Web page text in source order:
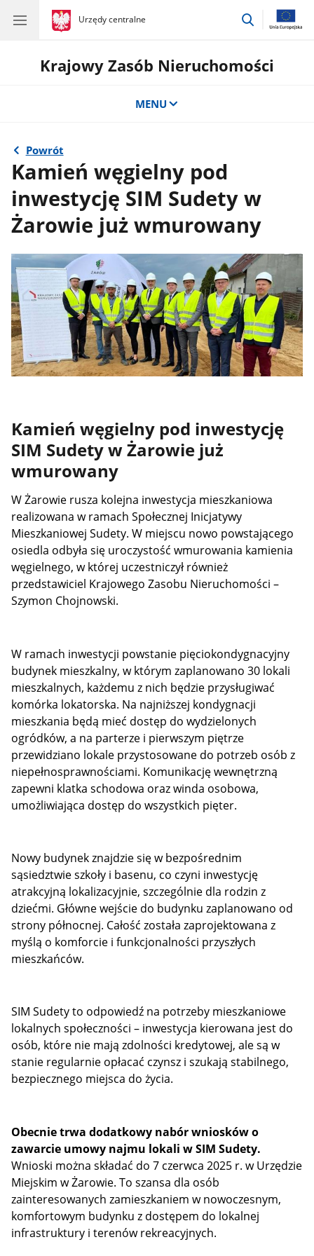
gov.pl
Urzędy centralne
gov.pl
Urzędy
przejdź
Krajowy Zasób Nieruchomości
MENU
Powrót
Kamień węgielny pod
inwestycję SIM Sudety w
Żarowie już wmurowany
Kamień węgielny pod inwestycję
SIM Sudety w Żarowie już
wmurowany
W Żarowie rusza kolejna inwestycja mieszkaniowa
realizowana w ramach Społecznej Inicjatywy
Mieszkaniowej Sudety. W miejscu nowo powstającego
osiedla odbyła się uroczystość wmurowania kamienia
węgielnego, w której uczestniczył również
przedstawiciel Krajowego Zasobu Nieruchomości –
Szymon Chojnowski.
W ramach inwestycji powstanie pięciokondygnacyjny
budynek mieszkalny, w którym zaplanowano 30 lokali
mieszkalnych, każdemu z nich będzie przysługiwać
komórka lokatorska. Na najniższej kondygnacji
mieszkania będą mieć dostęp do wydzielonych
ogródków, a na parterze i pierwszym piętrze
przewidziano lokale przystosowane do potrzeb osób z
niepełnosprawnościami. Komunikację wewnętrzną
zapewni klatka schodowa oraz winda osobowa,
umożliwiająca dostęp do wszystkich pięter.
Nowy budynek znajdzie się w bezpośrednim
sąsiedztwie szkoły i basenu, co czyni inwestycję
atrakcyjną lokalizacyjnie, szczególnie dla rodzin z
dziećmi. Główne wejście do budynku zaplanowano od
strony północnej. Całość została zaprojektowana z
myślą o komforcie i funkcjonalności przyszłych
mieszkańców.
SIM Sudety to odpowiedź na potrzeby mieszkaniowe
lokalnych społeczności – inwestycja kierowana jest do
osób, które nie mają zdolności kredytowej, ale są w
stanie regularnie opłacać czynsz i szukają stabilnego,
bezpiecznego miejsca do życia.
Obecnie trwa dodatkowy nabór wniosków o
zawarcie umowy najmu lokali w SIM Sudety.
Wnioski można składać do 7 czerwca 2025 r. w Urzędzie
Miejskim w Żarowie. To szansa dla osób
zainteresowanych zamieszkaniem w nowoczesnym,
komfortowym budynku z dostępem do lokalnej
infrastruktury i terenów rekreacyjnych.